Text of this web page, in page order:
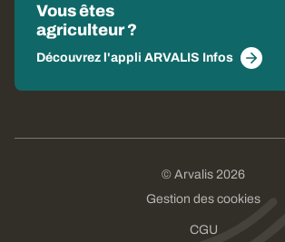
Vous êtes
agriculteur ?
Découvrez l'appli ARVALIS Infos
© Arvalis 2026
Gestion des cookies
CGU